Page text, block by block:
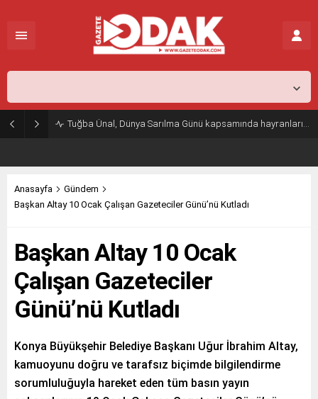
Tuğba Ünal, Dünya Sarılma Günü kapsamında hayranlarıyla buluştu
Anasayfa
Gündem
Başkan Altay 10 Ocak Çalışan Gazeteciler Günü’nü Kutladı
Başkan Altay 10 Ocak
Çalışan Gazeteciler
Günü’nü Kutladı
Konya Büyükşehir Belediye Başkanı Uğur İbrahim Altay,
kamuoyunu doğru ve tarafsız biçimde bilgilendirme
sorumluluğuyla hareket eden tüm basın yayın